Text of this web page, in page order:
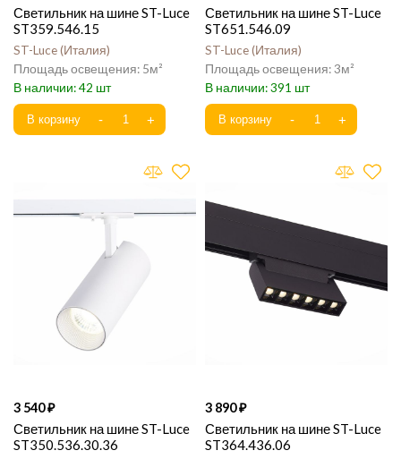
Светильник на шине ST-Luce
ST359.546.15
ST-Luce Италия
5
42
Светильник на шине ST-Luce
ST651.546.09
ST-Luce Италия
3
391
3 540
Светильник на шине ST-Luce
ST350.536.30.36
3 890
Светильник на шине ST-Luce
ST364.436.06